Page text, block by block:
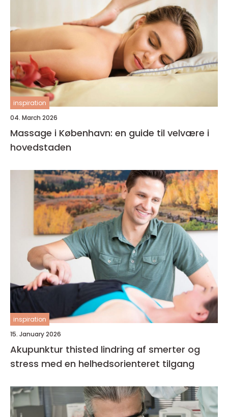
inspiration
04. March 2026
Massage i København: en guide til velvære i
hovedstaden
inspiration
15. January 2026
Akupunktur thisted lindring af smerter og
stress med en helhedsorienteret tilgang